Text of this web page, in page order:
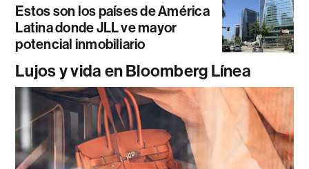
Estos son los países de América
Latina donde JLL ve mayor
potencial inmobiliario
Lujos y vida en Bloomberg Línea